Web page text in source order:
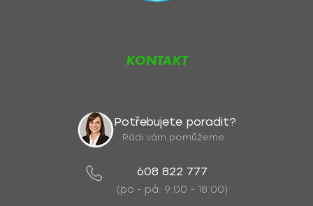
KONTAKT
Potřebujete poradit?
Rádi vám pomůžeme.
608 822 777
(po - pá: 9:00 - 18:00)